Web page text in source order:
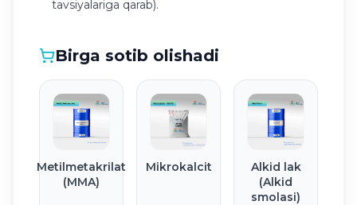
tavsiyalariga qarab).
Birga sotib olishadi
Metilmetakrilat
(MMA)
Mikrokalcit
Alkid lak
(Alkid
smolasi)